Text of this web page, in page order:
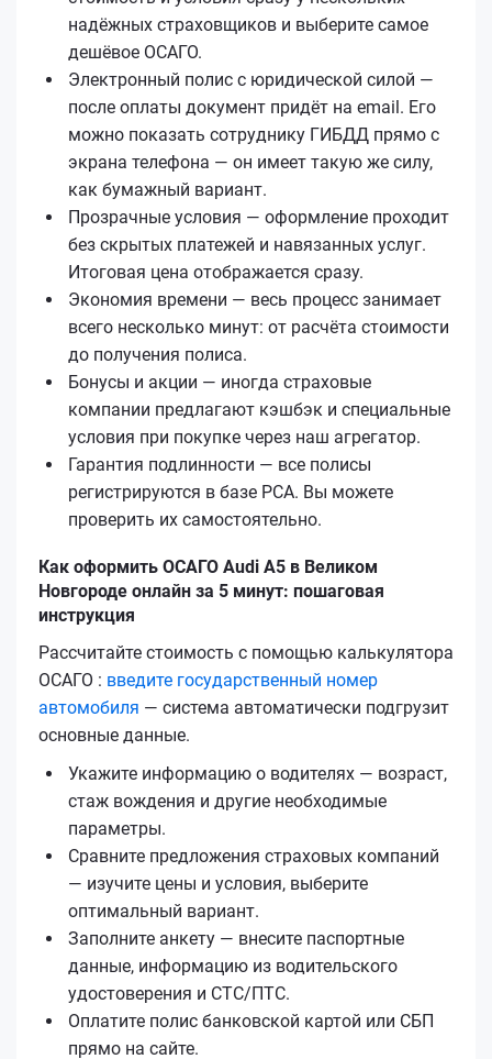
надёжных страховщиков и выберите самое
дешёвое ОСАГО.
Электронный полис с юридической силой —
после оплаты документ придёт на email. Его
можно показать сотруднику ГИБДД прямо с
экрана телефона — он имеет такую же силу,
как бумажный вариант.
Прозрачные условия — оформление проходит
без скрытых платежей и навязанных услуг.
Итоговая цена отображается сразу.
Экономия времени — весь процесс занимает
всего несколько минут: от расчёта стоимости
до получения полиса.
Бонусы и акции — иногда страховые
компании предлагают кэшбэк и специальные
условия при покупке через наш агрегатор.
Гарантия подлинности — все полисы
регистрируются в базе РСА. Вы можете
проверить их самостоятельно.
Как оформить ОСАГО Audi A5 в Великом
Новгороде онлайн за 5 минут: пошаговая
инструкция
Рассчитайте стоимость с помощью калькулятора
ОСАГО : введите государственный номер
автомобиля — система автоматически подгрузит
основные данные.
Укажите информацию о водителях — возраст,
стаж вождения и другие необходимые
параметры.
Сравните предложения страховых компаний
— изучите цены и условия, выберите
оптимальный вариант.
Заполните анкету — внесите паспортные
данные, информацию из водительского
удостоверения и СТС/ПТС.
Оплатите полис банковской картой или СБП
прямо на сайте.